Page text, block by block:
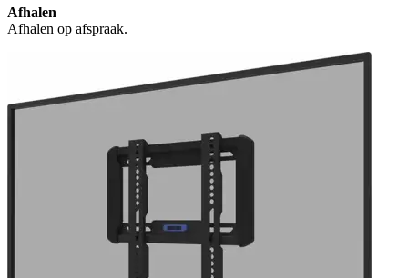
Afhalen
Afhalen op afspraak.